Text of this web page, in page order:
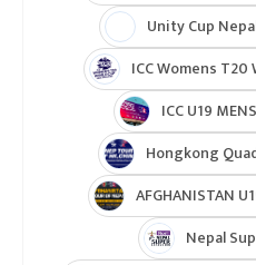
Unity Cup
ICC Womens
ICC U19
Hongkong
AFGHANISTAN
Nepal